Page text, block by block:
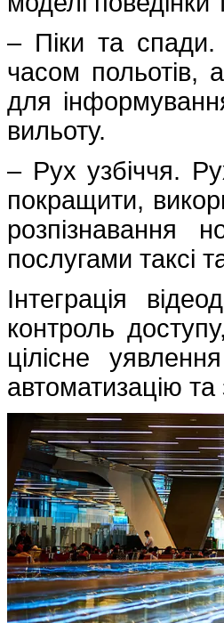
– Піки та спади.
часом польотів,
для
вильоту.
– Рух узбіччя.
покращити,
розпізнавання
послугами таксі
Інтеграція
контроль
цілісне
автоматизацію